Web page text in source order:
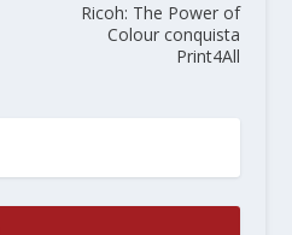
Ricoh: The Power of
Colour conquista
Print4All